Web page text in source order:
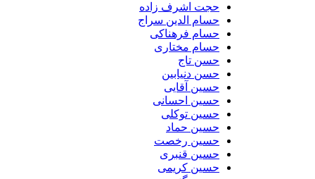
حجت اشرف زاده
حسام الدین سراج
حسام فرهناکی
حسام مختاری
حسن تاج
حسن دنیابین
حسین آقایی
حسین احسانی
حسین توکلی
حسین حماد
حسین رخصت
حسین قنبری
حسین کریمی